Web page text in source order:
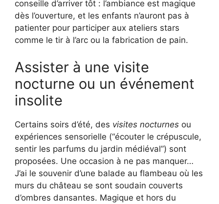
conseille d’arriver tôt : l’ambiance est magique
dès l’ouverture, et les enfants n’auront pas à
patienter pour participer aux ateliers stars
comme le tir à l’arc ou la fabrication de pain.
Assister à une visite
nocturne ou un événement
insolite
Certains soirs d’été, des visites nocturnes ou
expériences sensorielle (“écouter le crépuscule,
sentir les parfums du jardin médiéval”) sont
proposées. Une occasion à ne pas manquer…
J’ai le souvenir d’une balade au flambeau où les
murs du château se sont soudain couverts
d’ombres dansantes. Magique et hors du